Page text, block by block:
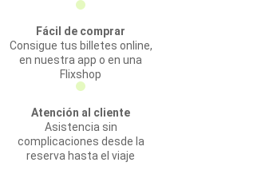
Fácil de comprar
Consigue tus billetes online,
en nuestra app o en una
Flixshop
Atención al cliente
Asistencia sin
complicaciones desde la
reserva hasta el viaje